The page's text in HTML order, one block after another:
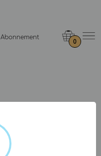
Abonnement
0